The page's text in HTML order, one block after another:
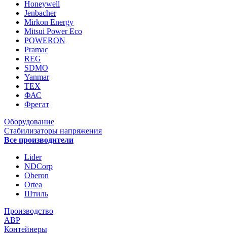
Honeywell
Jenbacher
Mirkon Energy
Mitsui Power Eco
POWERON
Pramac
REG
SDMO
Yanmar
ТЕХ
ФАС
Фрегат
Оборудование
Стабилизаторы напряжения
Все производители
Lider
NDCorp
Oberon
Ortea
Штиль
Производство
АВР
Контейнеры